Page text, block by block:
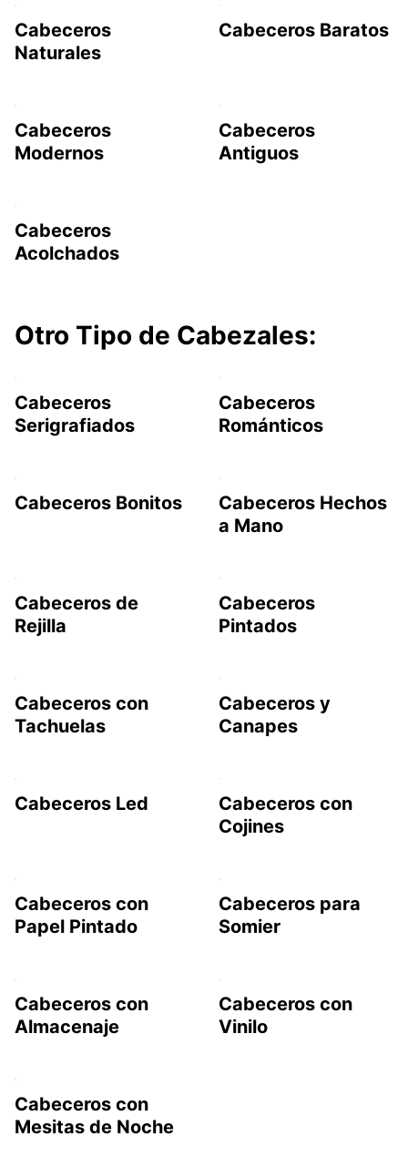
Cabeceros
Naturales
Cabeceros Baratos
Cabeceros
Modernos
Cabeceros
Antiguos
Cabeceros
Acolchados
Otro Tipo de Cabezales:
Cabeceros
Serigrafiados
Cabeceros
Románticos
Cabeceros Bonitos
Cabeceros Hechos
a Mano
Cabeceros de
Rejilla
Cabeceros
Pintados
Cabeceros con
Tachuelas
Cabeceros y
Canapes
Cabeceros Led
Cabeceros con
Cojines
Cabeceros con
Papel Pintado
Cabeceros para
Somier
Cabeceros con
Almacenaje
Cabeceros con
Vinilo
Cabeceros con
Mesitas de Noche